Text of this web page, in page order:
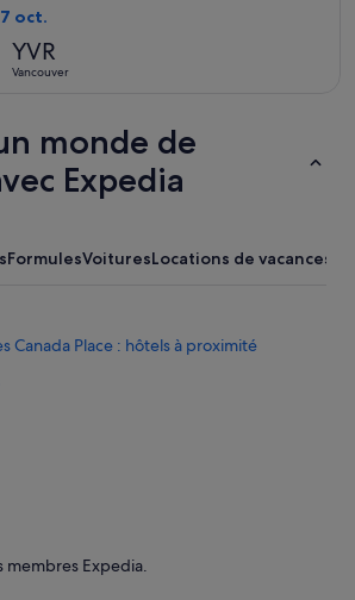
oct.
YVR
Vancouver
monde de
Expedia
FormulesVoituresLocations de vacances
Canada Place : hôtels à proximité
membres Expedia.